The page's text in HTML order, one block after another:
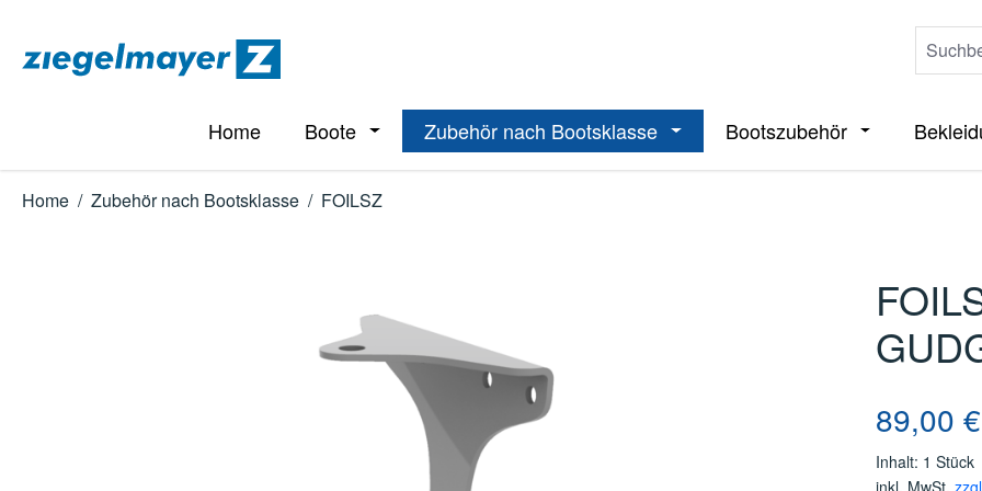
Home Boote Öffne oder Schließe das Dropdown der Kategorie Boote
Zubehör nach Bootsklasse Öffne oder Schließe das Dropdown
Bootszubehör Öffne oder
Home / Zubehör nach Bootsklasse / FOILSZ
Regulärer
89,00 €
Inhalt: 1 Stück
inkl. MwSt.